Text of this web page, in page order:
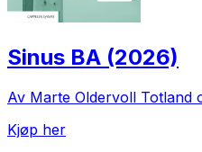
Sinus BA (2026)
Av Marte Oldervoll Totland
Kjøp her